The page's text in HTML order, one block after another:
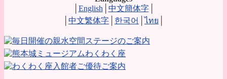
English 中文簡体字│
中文繁体字 한국어 │ไทย